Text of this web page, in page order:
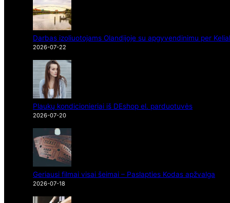
Darbas izoliuotojams Olandijoje su apgyvendinimu per
2026-07-22
Plaukų kondicionieriai iš DEshop el. parduotuvės
2026-07-20
Geriausi filmai visai šeimai – Paslapties Kodas apžvalga
2026-07-18